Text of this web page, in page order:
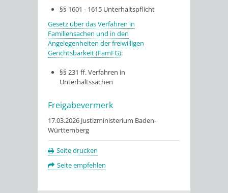
§§ 1601 - 1615 Unterhaltspflicht
Gesetz über das Verfahren in
Familiensachen und in den
Angelegenheiten der freiwilligen
Gerichtsbarkeit (FamFG):
§§ 231 ff. Verfahren in
Unterhaltssachen
Freigabevermerk
17.03.2026 Justizministerium Baden-
Württemberg
Seite drucken
Seite empfehlen